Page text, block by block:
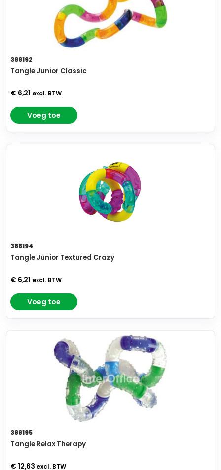
388192
Tangle Junior Classic
€ 6,21 excl. BTW
Voeg toe
388194
Tangle Junior Textured Crazy
€ 6,21 excl. BTW
Voeg toe
388195
Tangle Relax Therapy
€ 12,63 excl. BTW